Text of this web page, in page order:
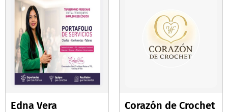
Edna Vera Corazón de Crochet